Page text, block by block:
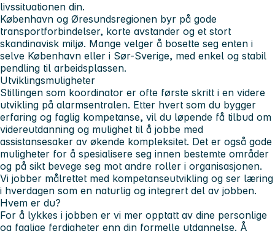
livssituationen din.
København og Øresundsregionen byr på gode
transportforbindelser, korte avstander og et stort
skandinavisk miljø. Mange velger å bosette seg enten i
selve København eller i Sør-Sverige, med enkel og stabil
pendling til arbeidsplassen.
Utviklingsmuligheter
Stillingen som koordinator er ofte første skritt i en videre
utvikling på alarmsentralen. Etter hvert som du bygger
erfaring og faglig kompetanse, vil du løpende få tilbud om
videreutdanning og mulighet til å jobbe med
assistansesaker av økende kompleksitet. Det er også gode
muligheter for å spesialisere seg innen bestemte områder
og på sikt bevege seg mot andre roller i organisasjonen.
Vi jobber målrettet med kompetanseutvikling og ser læring
i hverdagen som en naturlig og integrert del av jobben.
Hvem er du?
For å lykkes i jobben er vi mer opptatt av dine personlige
og faglige ferdigheter enn din formelle utdannelse. Å